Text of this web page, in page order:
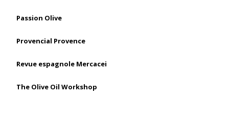
Passion Olive
Provencial Provence
Revue espagnole Mercacei
The Olive Oil Workshop